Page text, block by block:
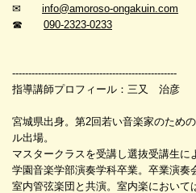
✉ info@amoroso-ongakuin.com
☎ 090-2323-0233
---------------------------------------------------
指導講師プロフィール：三又 治彦
宮城県出身。第2回若い音楽家のため
ル出場。
マスタークラスを受講し選抜受講生に
学園音楽学部演奏学科卒業。卒業演奏
室内管弦楽団と共演。室内楽において